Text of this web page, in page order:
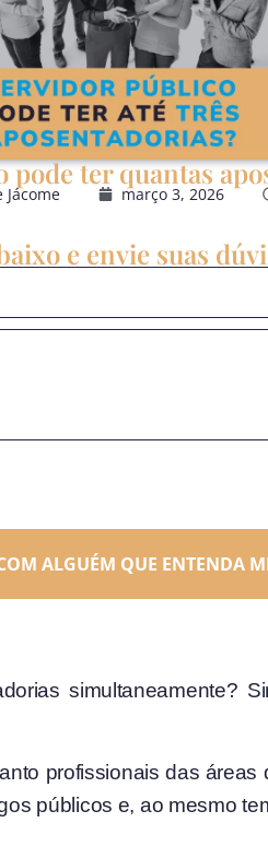
ter quantas
Jácome março 3, 2026
e envie suas
ALGUÉM QUE ENTENDA
simultaneamente?
profissionais das
públicos e, ao mesmo